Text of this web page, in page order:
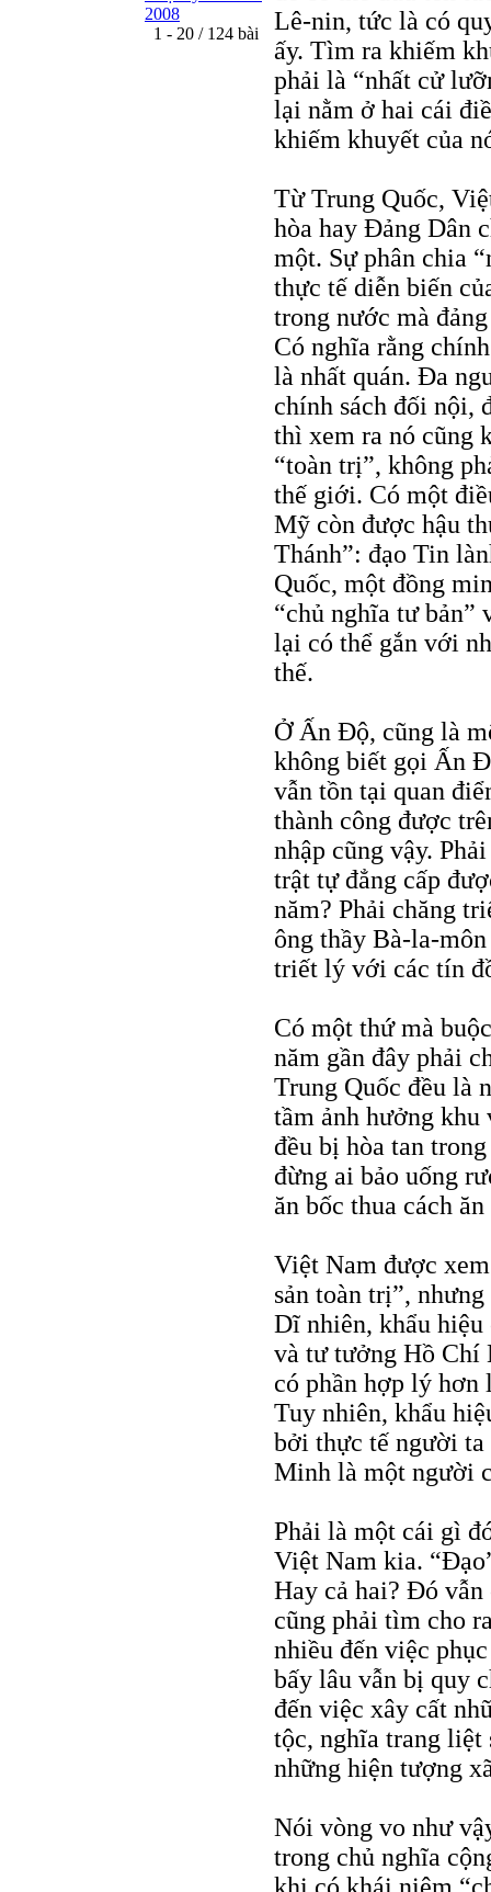
2008
1 - 20 / 124 bài
Lê-nin, tức là có
ấy. Tìm ra khiếm
phải là “nhất cử
lại nằm ở hai cái
khiếm khuyết của
Từ Trung Quốc,
hòa hay Đảng Dân
một. Sự phân chia
thực tế diễn biến
trong nước mà
Có nghĩa rằng
là nhất quán. Đa
chính sách đối nội,
thì xem ra nó cũng
“toàn trị”, không
thế giới. Có một
Mỹ còn được hậu
Thánh”: đạo Tin
Quốc, một đồng
“chủ nghĩa tư bản”
lại có thể gắn với
thế.
Ở Ấn Độ, cũng là
không biết gọi Ấn
vẫn tồn tại quan
thành công được
nhập cũng vậy.
trật tự đẳng cấp
năm? Phải chăng
ông thầy Bà-la-
triết lý với các tín
Có một thứ mà
năm gần đây phải
Trung Quốc đều là
tầm ảnh hưởng khu
đều bị hòa tan
đừng ai bảo uống
ăn bốc thua cách
Việt Nam được
sản toàn trị”,
Dĩ nhiên, khẩu
và tư tưởng Hồ Chí
có phần hợp lý
Tuy nhiên, khẩu
bởi thực tế người ta
Minh là một người
Phải là một cái gì
Việt Nam kia.
Hay cả hai? Đó vẫn
cũng phải tìm cho
nhiều đến việc
bấy lâu vẫn bị quy
đến việc xây cất
tộc, nghĩa trang liệt
những hiện tượng
Nói vòng vo như
trong chủ nghĩa